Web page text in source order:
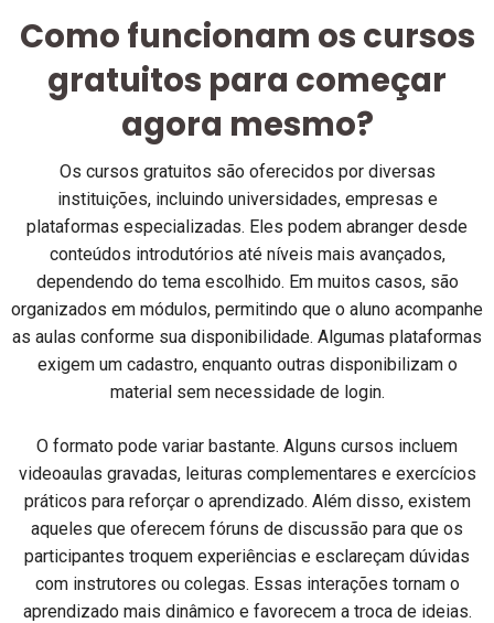
Como funcionam os cursos
gratuitos para começar
agora mesmo?
Os cursos gratuitos são oferecidos por diversas
instituições, incluindo universidades, empresas e
plataformas especializadas. Eles podem abranger desde
conteúdos introdutórios até níveis mais avançados,
dependendo do tema escolhido. Em muitos casos, são
organizados em módulos, permitindo que o aluno acompanhe
as aulas conforme sua disponibilidade. Algumas plataformas
exigem um cadastro, enquanto outras disponibilizam o
material sem necessidade de login.
O formato pode variar bastante. Alguns cursos incluem
videoaulas gravadas, leituras complementares e exercícios
práticos para reforçar o aprendizado. Além disso, existem
aqueles que oferecem fóruns de discussão para que os
participantes troquem experiências e esclareçam dúvidas
com instrutores ou colegas. Essas interações tornam o
aprendizado mais dinâmico e favorecem a troca de ideias.